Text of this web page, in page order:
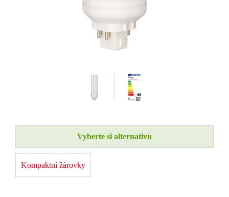
Vyberte si alternativu
Kompaktní žárovky